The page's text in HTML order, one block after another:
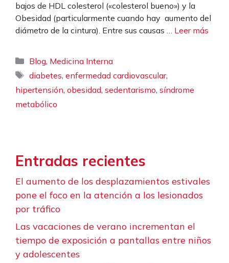
bajos de HDL colesterol («colesterol bueno») y la
Obesidad (particularmente cuando hay aumento del
diámetro de la cintura). Entre sus causas … Leer más
Categorías
Blog, Medicina Interna
Etiquetas
diabetes,enfermedad cardiovascular,
hipertensión, obesidad, sedentarismo, síndrome
metabólico
Entradas recientes
El aumento de los desplazamientos estivales
pone el foco en la atención a los lesionados
por tráfico
Las vacaciones de verano incrementan el
tiempo de exposición a pantallas entre niños
y adolescentes